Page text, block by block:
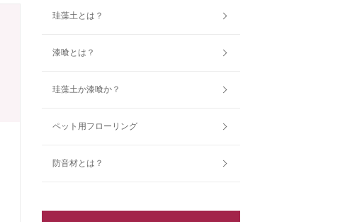
珪藻土とは？
漆喰とは？
珪藻土か漆喰か？
ペット用フローリング
防音材とは？